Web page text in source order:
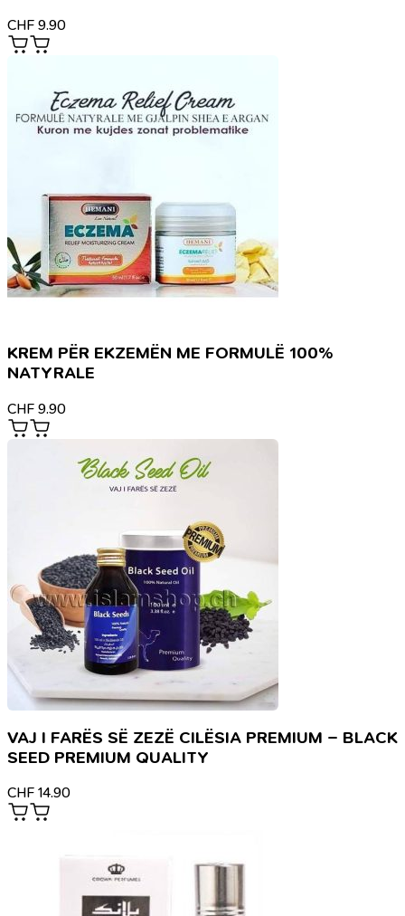
CHF 9.90
KREM PËR EKZEMËN ME FORMULË 100%
NATYRALE
CHF 9.90
VAJ I FARËS SË ZEZË CILËSIA PREMIUM – BLACK
SEED PREMIUM QUALITY
CHF 14.90